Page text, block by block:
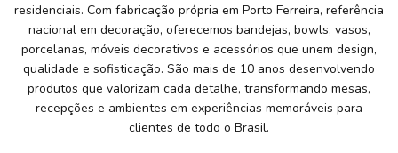
residenciais. Com fabricação própria em Porto Ferreira, referência
nacional em decoração, oferecemos bandejas, bowls, vasos,
porcelanas, móveis decorativos e acessórios que unem design,
qualidade e sofisticação. São mais de 10 anos desenvolvendo
produtos que valorizam cada detalhe, transformando mesas,
recepções e ambientes em experiências memoráveis para
clientes de todo o Brasil.